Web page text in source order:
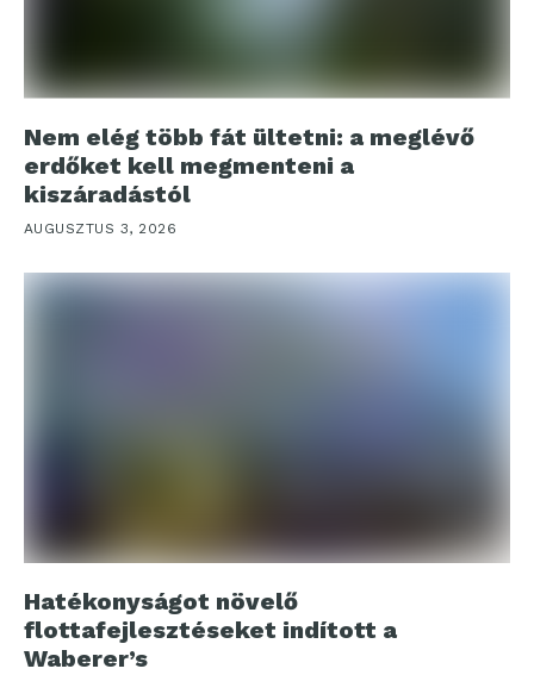
Nem elég több fát ültetni: a meglévő
erdőket kell megmenteni a
kiszáradástól
AUGUSZTUS 3, 2026
Hatékonyságot növelő
flottafejlesztéseket indított a
Waberer’s